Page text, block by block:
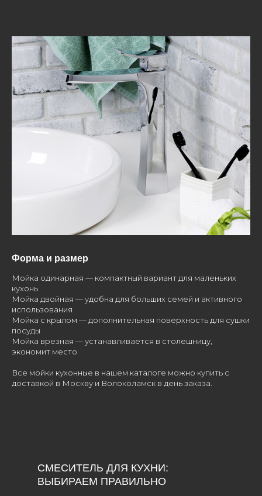
Форма и размер
Мойка одинарная — компактный вариант для маленьких
кухонь
Мойка двойная — удобна для больших семей и активного
использования
Мойка с крылом — дополнительная поверхность для сушки
посуды
Мойка врезная — устанавливается в столешницу,
экономит место
Все мойки кухонные в нашем каталоге можно купить с
доставкой в Москву и Волоколамск в день заказа.
СМЕСИТЕЛЬ ДЛЯ КУХНИ:
ВЫБИРАЕМ ПРАВИЛЬНО